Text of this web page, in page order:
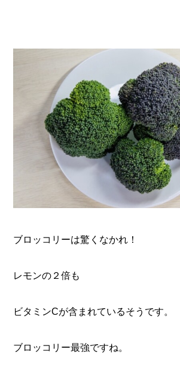
ブロッコリーは驚くなかれ！
レモンの２倍も
ビタミンCが含まれているそうです。
ブロッコリー最強ですね。